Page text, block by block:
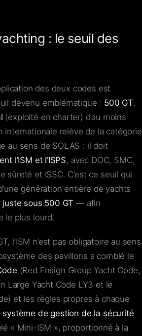
: le seuil des
des deux codes est
devenu emblématique : 500 GT.
(exploité en charter) d’au moins
internationale relève de la catégorie
au sens de SOLAS : il doit
l’ISM et l’ISPS, avec DOC, SMC,
sûreté et ISSC. C’est ce seuil qui
génération entière de yachts
juste sous 500 GT — afin
le plus lourd.
l’ISM n’est pas obligatoire au sens
des pavillons a comblé le
(Red Ensign Group Yacht Code,
Large Yacht Code LY3 et le
et les règles propres à chaque
système de gestion de la sécurité
« Mini-ISM », proportionné à la